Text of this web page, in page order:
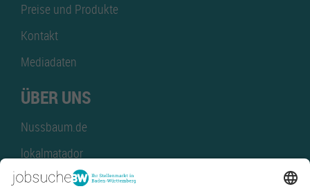
Preise und Produkte
Kontakt
Mediadaten
ÜBER UNS
Nussbaum.de
lokalmatador
kaufinBW